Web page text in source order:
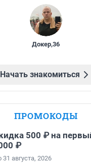
Докер,36
Начать знакомиться
ПРОМОКОДЫ
500 ₽ на
₽
31 августа, 2026